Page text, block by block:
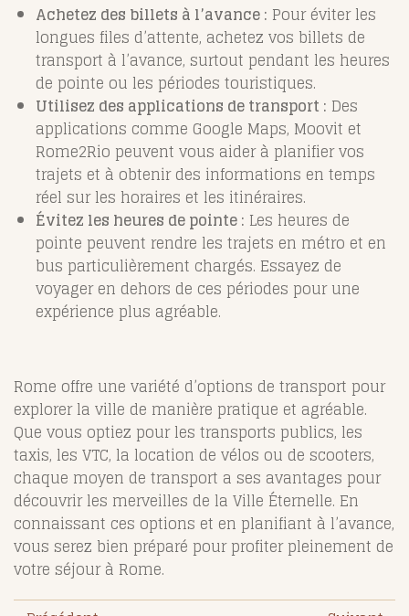
Achetez des billets à l’avance : Pour éviter les
longues files d’attente, achetez vos billets de
transport à l’avance, surtout pendant les heures
de pointe ou les périodes touristiques.
Utilisez des applications de transport : Des
applications comme Google Maps, Moovit et
Rome2Rio peuvent vous aider à planifier vos
trajets et à obtenir des informations en temps
réel sur les horaires et les itinéraires.
Évitez les heures de pointe : Les heures de
pointe peuvent rendre les trajets en métro et en
bus particulièrement chargés. Essayez de
voyager en dehors de ces périodes pour une
expérience plus agréable.
Rome offre une variété d’options de transport pour
explorer la ville de manière pratique et agréable.
Que vous optiez pour les transports publics, les
taxis, les VTC, la location de vélos ou de scooters,
chaque moyen de transport a ses avantages pour
découvrir les merveilles de la Ville Éternelle. En
connaissant ces options et en planifiant à l’avance,
vous serez bien préparé pour profiter pleinement de
votre séjour à Rome.